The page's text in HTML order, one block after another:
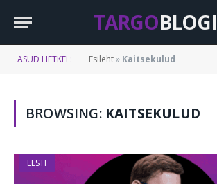
TARGOBLOGI
ASUD HETKEL: Esileht» Kaitsekulud
BROWSING: KAITSEKULUD
EESTI